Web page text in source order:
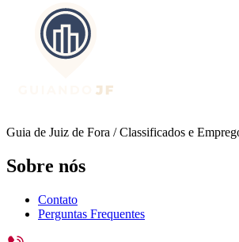
Guia de Juiz de Fora / Classificados e
Sobre nós
Contato
Perguntas Frequentes